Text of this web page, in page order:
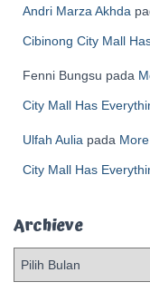
Andri Marza Akhda
Cibinong City Mall
Fenni Bungsu pada
City Mall Has
Ulfah Aulia pada
City Mall Has
Archieve